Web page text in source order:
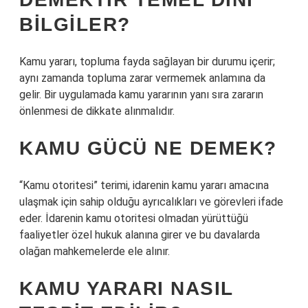
BILGILER?
Kamu yararı, topluma fayda sağlayan bir durumu içerir;
aynı zamanda topluma zarar vermemek anlamına da
gelir. Bir uygulamada kamu yararının yanı sıra zararın
önlenmesi de dikkate alınmalıdır.
KAMU GÜCÜ NE DEMEK?
“Kamu otoritesi” terimi, idarenin kamu yararı amacına
ulaşmak için sahip olduğu ayrıcalıkları ve görevleri ifade
eder. İdarenin kamu otoritesi olmadan yürüttüğü
faaliyetler özel hukuk alanına girer ve bu davalarda
olağan mahkemelerde ele alınır.
KAMU YARARI NASIL